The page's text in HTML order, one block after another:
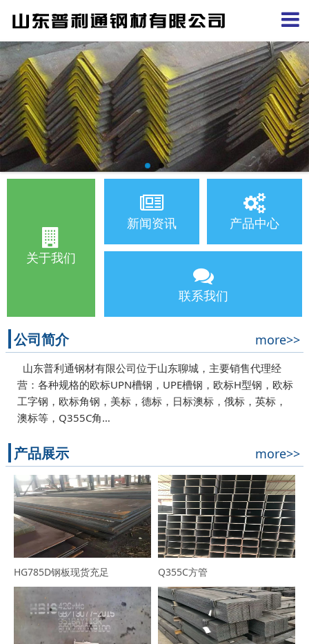
关于我们
新闻资讯 产品中心
联系我们
公司简介 more>>
山东普利通钢材有限公司位于山东聊城，主要销售代理经
营：各种规格的欧标UPN槽钢，UPE槽钢，欧标H型钢，欧标
工字钢，欧标角钢，美标，德标，日标澳标，俄标，英标，
澳标等，Q355C角…
产品展示 more>>
HG785D钢板现货充足 Q355C方管